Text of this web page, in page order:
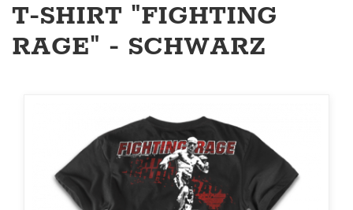
T-SHIRT "FIGHTING
RAGE" - SCHWARZ